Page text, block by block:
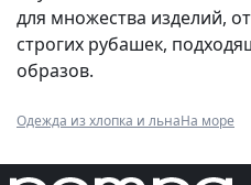
для множества изделий,
строгих рубашек,
образов.
Одежда из хлопка и льнаНа море